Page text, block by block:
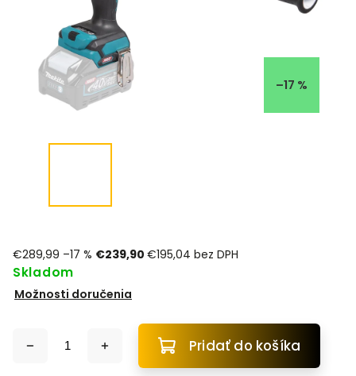
–17 %
€289,99 –17 % €239,90 €195,04 bez DPH
Skladom
Možnosti doručenia
Pridať do košíka